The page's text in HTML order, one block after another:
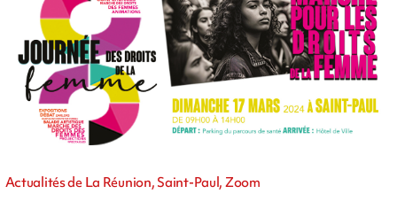
Actualités de La Réunion, Saint-Paul, Zoom